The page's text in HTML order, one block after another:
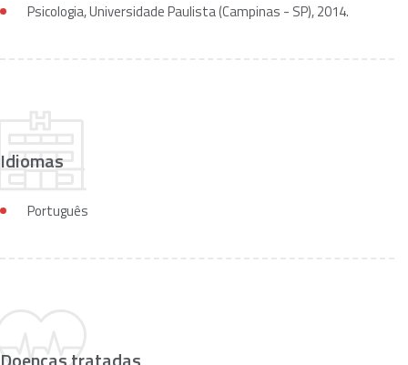
Psicologia, Universidade Paulista (Campinas - SP), 2014.
Idiomas
Português